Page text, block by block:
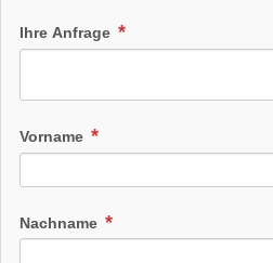
Ihre Anfrage
Vorname
Nachname